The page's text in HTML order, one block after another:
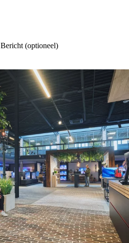
Bericht (optioneel)